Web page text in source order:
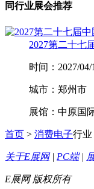
同行业展会推荐
2027第二十七
时间：2027/04/
城市：郑州市
展馆：中原国
首页 > 消费电子行业
关于E展网| PC端|
E展网 版权所有